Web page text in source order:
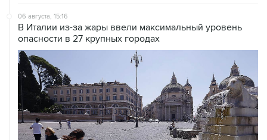
06 августа, 15:16
В Италии из-за жары ввели максимальный уровень
опасности в 27 крупных городах